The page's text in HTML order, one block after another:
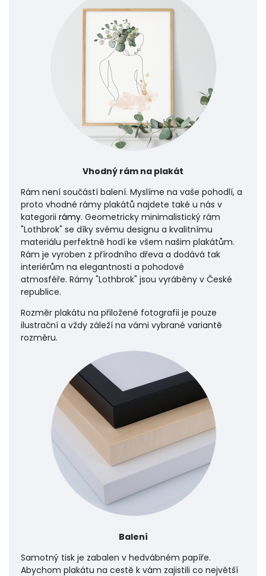
Vhodný rám na plakát
Rám není součástí balení. Myslíme na vaše pohodlí, a
proto vhodné rámy plakátů najdete také u nás v
kategorii rámy. Geometricky minimalistický rám
"Lothbrok" se díky svému designu a kvalitnímu
materiálu perfektně hodí ke všem našim plakátům.
Rám je vyroben z přírodního dřeva a dodává tak
interiérům na elegantnosti a pohodové
atmosféře. Rámy "Lothbrok" jsou vyráběny v České
republice.
Rozměr plakátu na přiložené fotografii je pouze
ilustrační a vždy záleží na vámi vybrané variantě
rozměru.
Balení
Samotný tisk je zabalen v hedvábném papíře.
Abychom plakátu na cestě k vám zajistili co největší